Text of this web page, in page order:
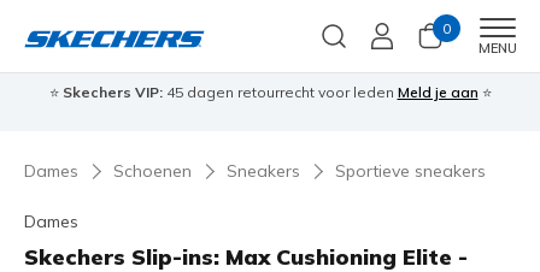
0
MENU
⭐ Skechers VIP:45 dagen retourrecht voor leden Meld je aan ⭐
Dames Schoenen Sneakers Sportieve sneakers
Dames
Skechers Slip-ins: Max Cushioning Elite -